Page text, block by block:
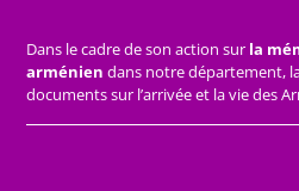
Dans le cadre de son action sur la
arménien dans notre département,
documents sur l’arrivée et la vie des